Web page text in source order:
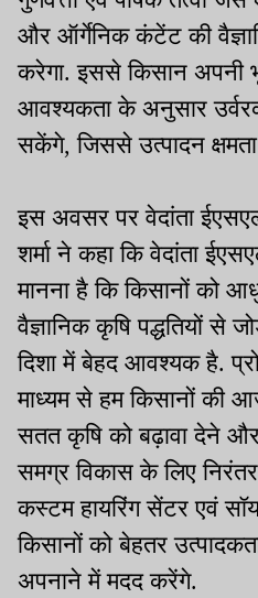
और ऑर्गेनिक कंटेंट की
करेगा. इससे किसान अपनी
आवश्यकता के अनुसार
सकेंगे, जिससे उत्पादन क्षमता
इस अवसर पर वेदांता
शर्मा ने कहा कि वेदांता
मानना है कि किसानों को
वैज्ञानिक कृषि पद्धतियों से
दिशा में बेहद आवश्यक है.
माध्यम से हम किसानों की
सतत कृषि को बढ़ावा देने
समग्र विकास के लिए
कस्टम हायरिंग सेंटर एवं
किसानों को बेहतर
अपनाने में मदद करेंगे.